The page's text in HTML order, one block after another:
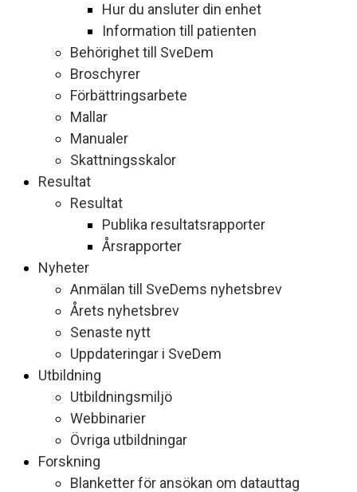
Hur du ansluter din enhet
Information till patienten
Behörighet till SveDem
Broschyrer
Förbättringsarbete
Mallar
Manualer
Skattningsskalor
Resultat
Resultat
Publika resultatsrapporter
Årsrapporter
Nyheter
Anmälan till SveDems nyhetsbrev
Årets nyhetsbrev
Senaste nytt
Uppdateringar i SveDem
Utbildning
Utbildningsmiljö
Webbinarier
Övriga utbildningar
Forskning
Blanketter för ansökan om datauttag